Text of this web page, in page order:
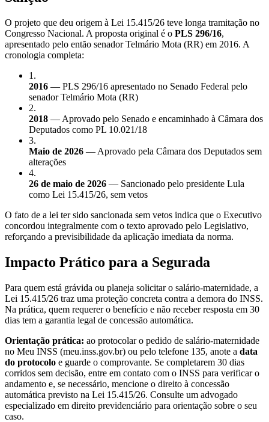
O projeto que deu origem à Lei 15.415/26 teve longa tramitação no
Congresso Nacional. A proposta original é o PLS 296/16,
apresentado pelo então senador Telmário Mota (RR) em 2016. A
cronologia completa:
1 .
2016 — PLS 296/16 apresentado no Senado Federal pelo
senador Telmário Mota (RR)
2.
2018 — Aprovado pelo Senado e encaminhado à Câmara dos
Deputados como PL 10.021/18
3.
Maio de 2026 — Aprovado pela Câmara dos Deputados sem
alterações
4.
26 de maio de 2026 — Sancionado pelo presidente Lula
como Lei 15.415/26, sem vetos
O fato de a lei ter sido sancionada sem vetos indica que o Executivo
concordou integralmente com o texto aprovado pelo Legislativo,
reforçando a previsibilidade da aplicação imediata da norma.
Impacto Prático para a Segurada
Para quem está grávida ou planeja solicitar o salário-maternidade, a
Lei 15.415/26 traz uma proteção concreta contra a demora do INSS.
Na prática, quem requerer o benefício e não receber resposta em 30
dias tem a garantia legal de concessão automática.
Orientação prática: ao protocolar o pedido de salário-maternidade
no Meu INSS (meu.inss.gov.br) ou pelo telefone 135, anote a data
do protocolo e guarde o comprovante. Se completarem 30 dias
corridos sem decisão, entre em contato com o INSS para verificar o
andamento e, se necessário, mencione o direito à concessão
automática previsto na Lei 15.415/26. Consulte um advogado
especializado em direito previdenciário para orientação sobre o seu
caso.